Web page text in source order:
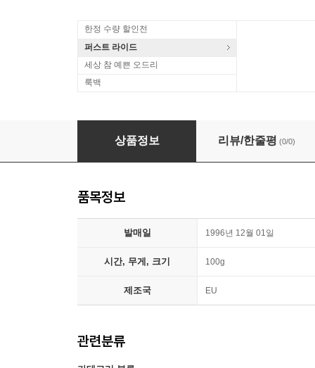
한정 수량 할인전
퍼스트 라이드
세상 참 예쁜 오드리
룩백
Queen - Jazz
상품정보 리뷰/한줄평 (0/0)
품목정보
발매일 1996년 12월 01일
시간, 무게, 크기 100g
제조국 EU
관련분류